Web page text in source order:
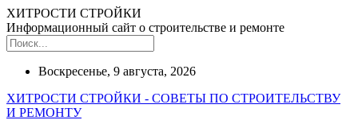
ХИТРОСТИ СТРОЙКИ
Информационный сайт о строительстве и ремонте
Воскресенье, 9 августа, 2026
ХИТРОСТИ СТРОЙКИ - СОВЕТЫ ПО СТРОИТЕЛЬСТВУ
И РЕМОНТУ